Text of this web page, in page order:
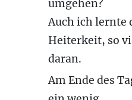
umgehen?
Auch ich lernte
Heiterkeit, so
daran.
Am Ende des